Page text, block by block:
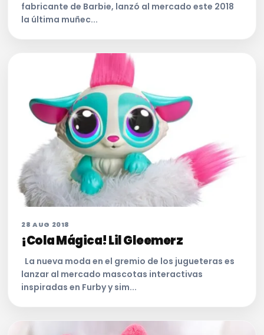
fabricante de Barbie, lanzó al mercado este 2018
la última muñec...
28 AUG 2018
¡Cola Mágica! Lil Gleemerz
La nueva moda en el gremio de los jugueteras es
lanzar al mercado mascotas interactivas
inspiradas en Furby y sim...